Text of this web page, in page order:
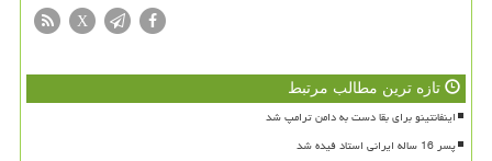
X
تازه ترین مطالب مرتبط
اینفانتینو برای بقا دست به دامن ترامپ شد
پسر 16 ساله ایرانی استاد فیده شد